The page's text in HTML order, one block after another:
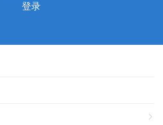
登录